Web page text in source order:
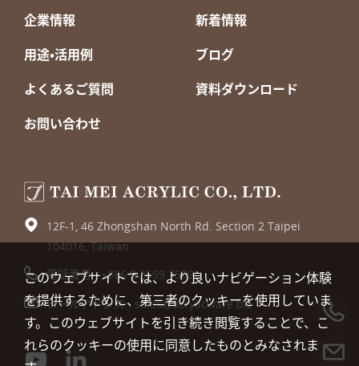
企業情報
新着情報
用途・活用例
ブログ
よくあるご質問
資料ダウンロード
お問い合わせ
12F-1, 46 Zhongshan North Rd. Section 2 Taipei
104016, Taiwan
電話番号 :+886 2 2559 7599
メールアドレス : sales@acrylicware.biz
このウェブサイトでは、より良いナビゲーション体験
を提供するために、第三者のクッキーを使用していま
す。このウェブサイトを引き続き閲覧することで、こ
れらのクッキーの使用に同意したものとみなされま